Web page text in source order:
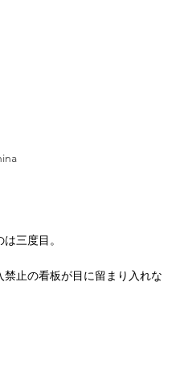
三度目。
禁止の看板が目に留まり入れな